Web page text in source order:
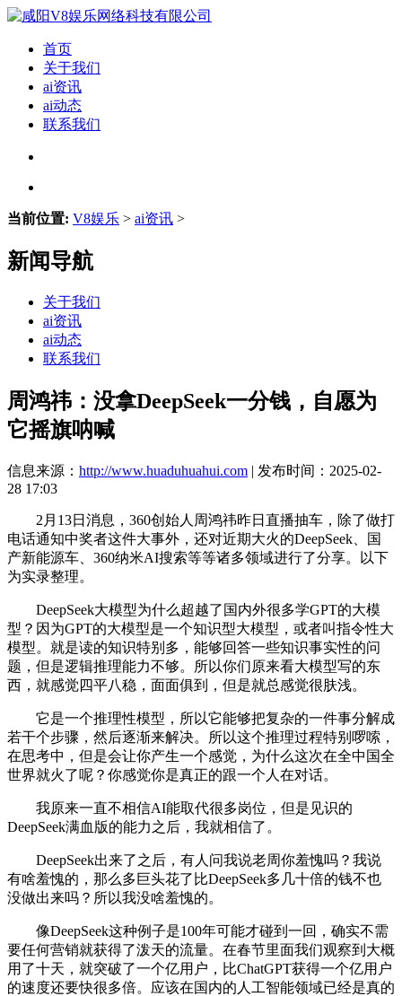
首页
关于我们
ai资讯
ai动态
联系我们
当前位置: V8娱乐 > ai资讯 >
新闻导航
关于我们
ai资讯
ai动态
联系我们
周鸿祎：没拿DeepSeek一分钱，自愿为
它摇旗呐喊
信息来源： http://www.huaduhuahui.com | 发布时间：2025-02-
28 17:03
2月13日消息，360创始人周鸿祎昨日直播抽车，除了做打
电话通知中奖者这件大事外，还对近期大火的DeepSeek、国
产新能源车、360纳米AI搜索等等诸多领域进行了分享。以下
为实录整理。
DeepSeek大模型为什么超越了国内外很多学GPT的大模
型？因为GPT的大模型是一个知识型大模型，或者叫指令性大
模型。就是读的知识特别多，能够回答一些知识事实性的问
题，但是逻辑推理能力不够。所以你们原来看大模型写的东
西，就感觉四平八稳，面面俱到，但是就总感觉很肤浅。
它是一个推理性模型，所以它能够把复杂的一件事分解成
若干个步骤，然后逐渐来解决。所以这个推理过程特别啰嗦，
在思考中，但是会让你产生一个感觉，为什么这次在全中国全
世界就火了呢？你感觉你是真正的跟一个人在对话。
我原来一直不相信AI能取代很多岗位，但是见识的
DeepSeek满血版的能力之后，我就相信了。
DeepSeek出来了之后，有人问我说老周你羞愧吗？我说
有啥羞愧的，那么多巨头花了比DeepSeek多几十倍的钱不也
没做出来吗？所以我没啥羞愧的。
像DeepSeek这种例子是100年可能才碰到一回，确实不需
要任何营销就获得了泼天的流量。在春节里面我们观察到大概
用了十天，就突破了一个亿用户，比ChatGPT获得一个亿用户
的速度还要快很多倍。应该在国内的人工智能领域已经是真的